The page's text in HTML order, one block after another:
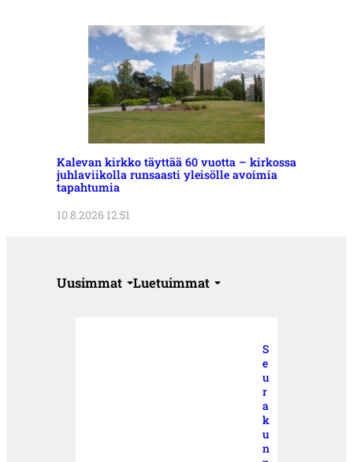
Kalevan kirkko täyttää 60 vuotta – kirkossa
juhlaviikolla runsaasti yleisölle avoimia
tapahtumia
10.8.2026 12:51
Uusimmat Luetuimmat
S
e
u
r
a
k
u
n